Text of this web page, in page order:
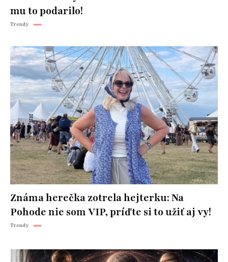
mu to podarilo!
Trendy
Známa herečka zotrela hejterku: Na
Pohode nie som VIP, príďte si to užiť aj vy!
Trendy